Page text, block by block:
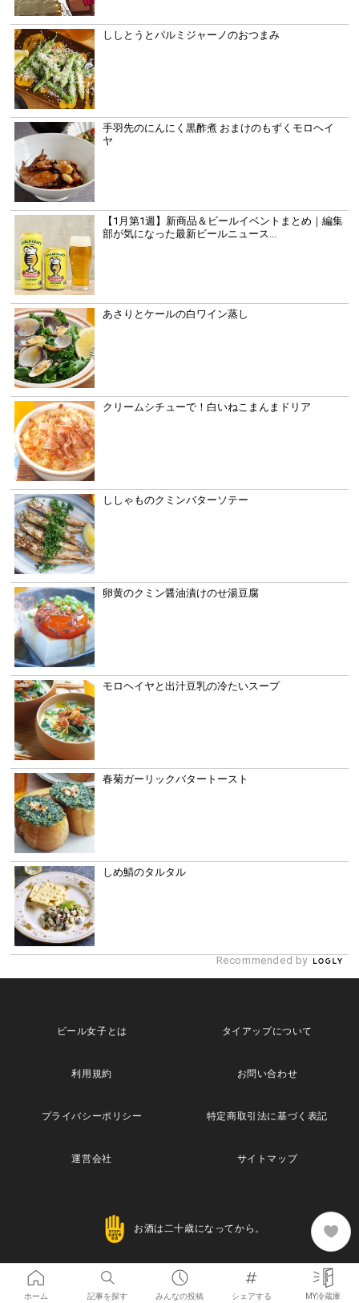
ししとうとパルミジャーノのおつまみ
手羽先のにんにく黒酢煮 おまけのもずくモロヘイ
ヤ
【1月第1週】新商品＆ビールイベントまとめ｜編集
部が気になった最新ビールニュース...
あさりとケールの白ワイン蒸し
クリームシチューで！白いねこまんまドリア
ししゃものクミンバターソテー
卵黄のクミン醤油漬けのせ湯豆腐
モロヘイヤと出汁豆乳の冷たいスープ
春菊ガーリックバタートースト
しめ鯖のタルタル
Recommended by
ビール女子とは タイアップについて
利用規約 お問い合わせ
プライバシーポリシー 特定商取引法に基づく表記
運営会社 サイトマップ
お酒は二十歳になってから。
Copyright© 2013 Maische Inc. All Rights Reserved
ホーム 記事を探す みんなの投稿 シェアする MY冷蔵庫